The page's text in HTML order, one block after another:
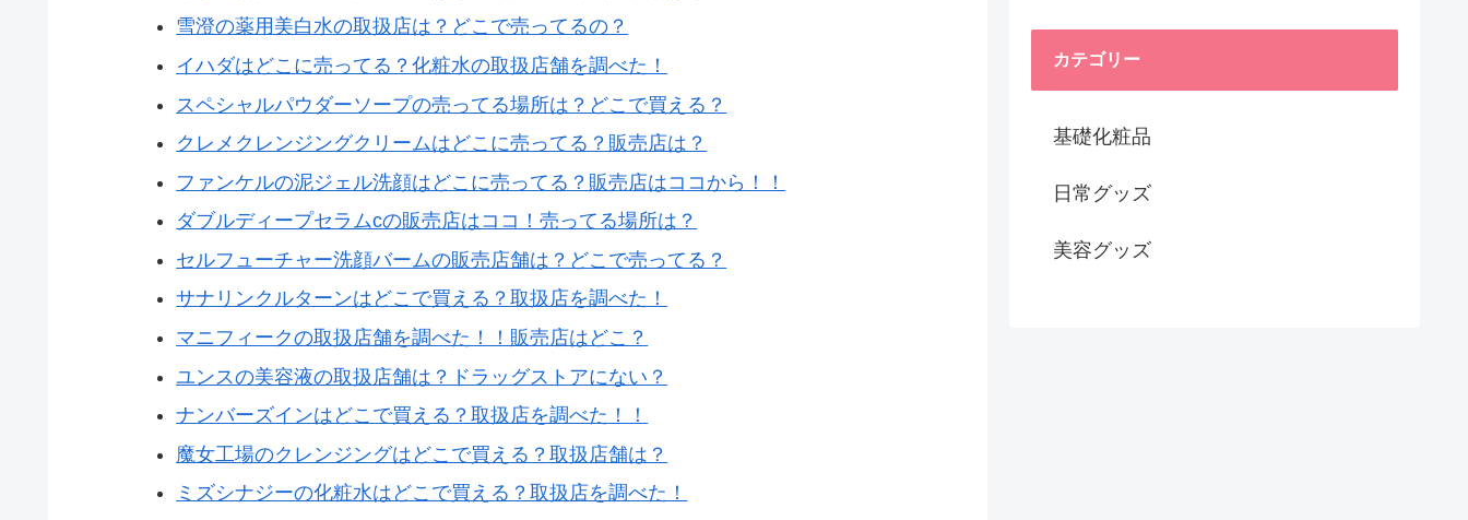
雪澄の薬用美白水の取扱店は？どこで売ってるの？
イハダはどこに売ってる？化粧水の取扱店舗を調べた！
スペシャルパウダーソープの売ってる場所は？どこで買える？
クレメクレンジングクリームはどこに売ってる？販売店は？
ファンケルの泥ジェル洗顔はどこに売ってる？販売店はココから！！
ダブルディープセラムcの販売店はココ！売ってる場所は？
セルフューチャー洗顔バームの販売店舗は？どこで売ってる？
サナリンクルターンはどこで買える？取扱店を調べた！
マニフィークの取扱店舗を調べた！！販売店はどこ？
ユンスの美容液の取扱店舗は？ドラッグストアにない？
ナンバーズインはどこで買える？取扱店を調べた！！
魔女工場のクレンジングはどこで買える？取扱店舗は？
ミズシナジーの化粧水はどこで買える？取扱店を調べた！
カテゴリー
基礎化粧品
日常グッズ
美容グッズ